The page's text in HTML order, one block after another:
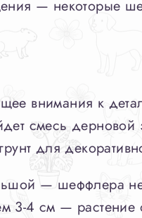
— некоторые
внимания к
смесь
для
— шеффлера
4 см — растение